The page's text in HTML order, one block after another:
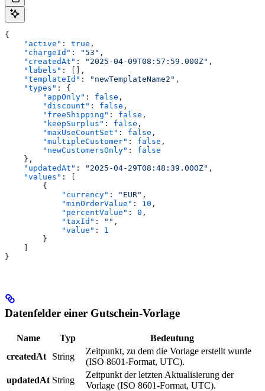
{
    "active"
: true ,
    "chargeId"
: "53" ,
    "createdAt"
: "2025-04-09T08:57:59.000Z" ,
    "labels"
: [],
    "templateId"
: "newTemplateName2" ,
    "types"
: {
        "appOnly"
: false ,
        "discount"
: false ,
        "freeShipping"
: false ,
        "keepSurplus"
: false ,
        "maxUseCountSet"
: false ,
        "multipleCustomer"
: false ,
        "newCustomersOnly"
: false
    },
    "updatedAt"
: "2025-04-29T08:48:39.000Z" ,
    "values"
: [
        {
            "currency"
: "EUR" ,
            "minOrderValue"
: 10 ,
            "percentValue"
: 0 ,
            "taxId"
: "" ,
            "value"
: 1
        }
}
Datenfelder einer Gutschein-Vorlage
Name Typ
Bedeutung
createdAt
String
Zeitpunkt, zu dem die Vorlage erstellt wurde
(ISO 8601-Format, UTC).
updatedAt String
Zeitpunkt der letzten Aktualisierung der
Vorlage (ISO 8601-Format, UTC).